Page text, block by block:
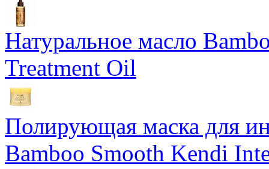
Натуральное масло
Treatment Oil
Полирующая маска для
Bamboo Smooth Kendi